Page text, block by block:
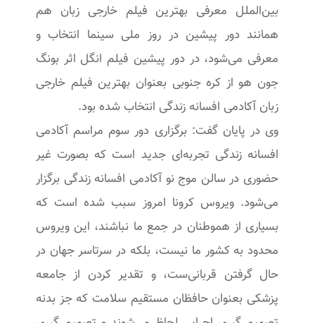
بین‌الملل معرفی بهترین فیلم خارجی زبان هم
همانند دور پیشین در روز ملی سینما انتخاب و
معرفی می‌شود، در دور پیشین فیلم انگل اثر بونگ
جون هو از کره جنوبی بعنوان بهترین فیلم خارجی
زبان آکادمی افسانه زندگی انتخاب شده بود.
وی در پایان گفت: برگزاری دور سوم مراسم آکادمی
افسانه زندگی تجربه‌ای جدید است که بصورت غیر
حضوری در سالن موج نو آکادمی افسانه زندگی برگزار
می‌شود. ویروس کرونا امروز سبب شده است که
بسیاری از هموطنان در جمع ما نباشند، این ویروس
محدود به کشور ما نیست، بلکه در سرتاسر جهان در
حال گرفتن قربانی‌ست، و تقدیر کردن از جامعه
پزشکی بعنوان حافظان مستقیم سلامت که جز بدنه